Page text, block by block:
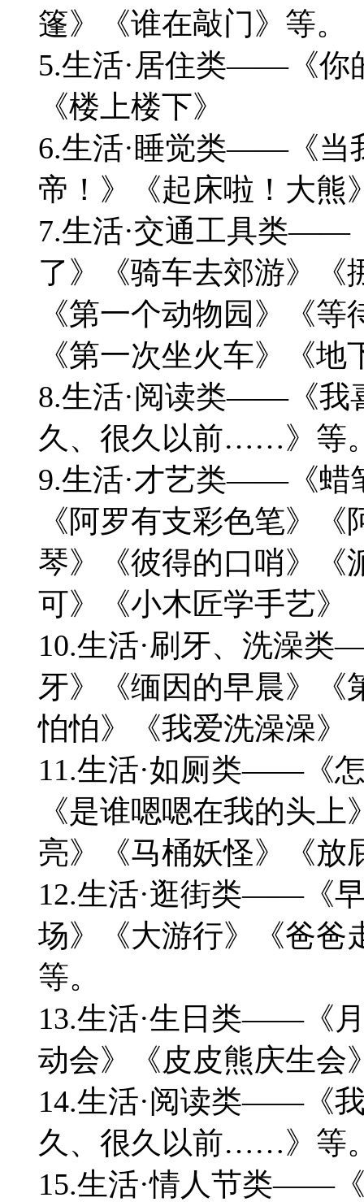
篷》《谁在敲门》等。
5.生活·居住类——《你
《楼上楼下》
6.生活·睡觉类——《当
帝！》《起床啦！大熊
7.生活·交通工具类——
了》《骑车去郊游》《
《第一个动物园》《
《第一次坐火车》《
8.生活·阅读类——《我
久、很久以前……》等
9.生活·才艺类——《蜡
《阿罗有支彩色笔》
琴》《彼得的口哨》《
可》《小木匠学手艺》
10.生活·刷牙、洗澡
牙》《缅因的早晨》《
怕怕》《我爱洗澡澡》
11.生活·如厕类——《
《是谁嗯嗯在我的头
亮》《马桶妖怪》《放
12.生活·逛街类——《
场》《大游行》《爸爸
等。
13.生活·生日类——《
动会》《皮皮熊庆生会
14.生活·阅读类——《
久、很久以前……》等
15.生活·情人节类——